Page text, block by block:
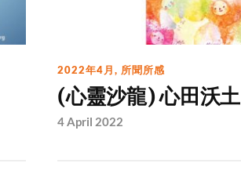
2022年4月, 所聞所感
(心靈沙龍) 心田沃土
4 April 2022